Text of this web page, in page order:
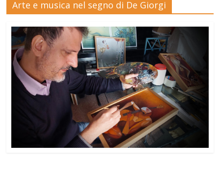
Arte e musica nel segno di De Giorgi